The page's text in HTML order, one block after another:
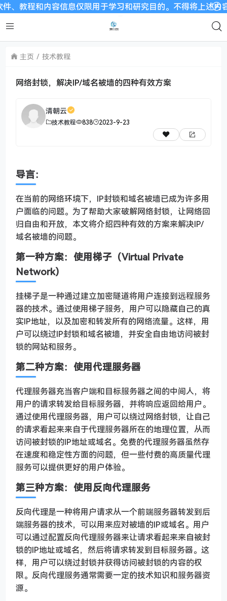
教程和内容信息仅限用于学习和研究目的。不得将上述内
主页 技术教程
网络封锁，解决IP/域名被墙的四种有效方案
清朝云
技术教程 838 2023-9-23
导言：
在当前的网络环境下，IP封锁和域名被墙已成为许多用
户面临的问题。为了帮助大家破解网络封锁，让网络回
归自由和开放，本文将介绍四种有效的方案来解决IP/
域名被墙的问题。
第一种方案：使用梯子（Virtual Private
Network）
挂梯子是一种通过建立加密隧道将用户连接到远程服务
器的技术。通过使用梯子服务，用户可以隐藏自己的真
实IP地址，以及加密和转发所有的网络流量。这样，用
户可以绕过IP封锁和域名被墙，并安全自由地访问被封
锁的网站和服务。
第二种方案：使用代理服务器
代理服务器充当客户端和目标服务器之间的中间人，将
用户的请求转发给目标服务器，并将响应返回给用户。
通过使用代理服务器，用户可以绕过网络封锁，让自己
的请求看起来来自于代理服务器所在的地理位置，从而
访问被封锁的IP地址或域名。免费的代理服务器虽然存
在速度和稳定性方面的问题，但一些付费的高质量代理
服务可以提供更好的用户体验。
第三种方案：使用反向代理服务
反向代理是一种将用户请求从一个前端服务器转发到后
端服务器的技术，可以用来应对被墙的IP或域名。用户
可以通过配置反向代理服务器来让请求看起来来自被封
锁的IP地址或域名，然后将请求转发到目标服务器。这
样，用户可以绕过封锁并获得访问被封锁的内容的权
限。反向代理服务通常需要一定的技术知识和服务器资
源。